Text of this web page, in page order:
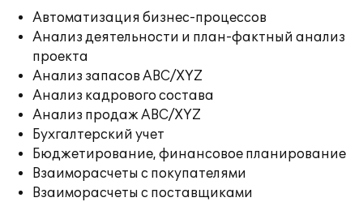
Автоматизация бизнес-процессов
Анализ деятельности и план-фактный анализ
проекта
Анализ запасов ABC/XYZ
Анализ кадрового состава
Анализ продаж ABC/XYZ
Бухгалтерский учет
Бюджетирование, финансовое планирование
Взаиморасчеты с покупателями
Взаиморасчеты с поставщиками